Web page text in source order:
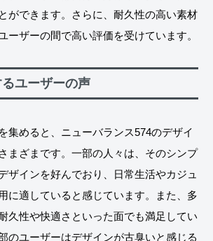
ができます。さらに、耐久性の高い素材
ーザーの間で高い評価を受けています。
ユーザーの声
集めると、ニューバランス574のデザイ
まざまです。一部の人々は、そのシンプ
ザインを好んでおり、日常生活やカジュ
に適していると感じています。また、多
久性や快適さといった面でも満足してい
のユーザーはデザインが古臭いと感じる